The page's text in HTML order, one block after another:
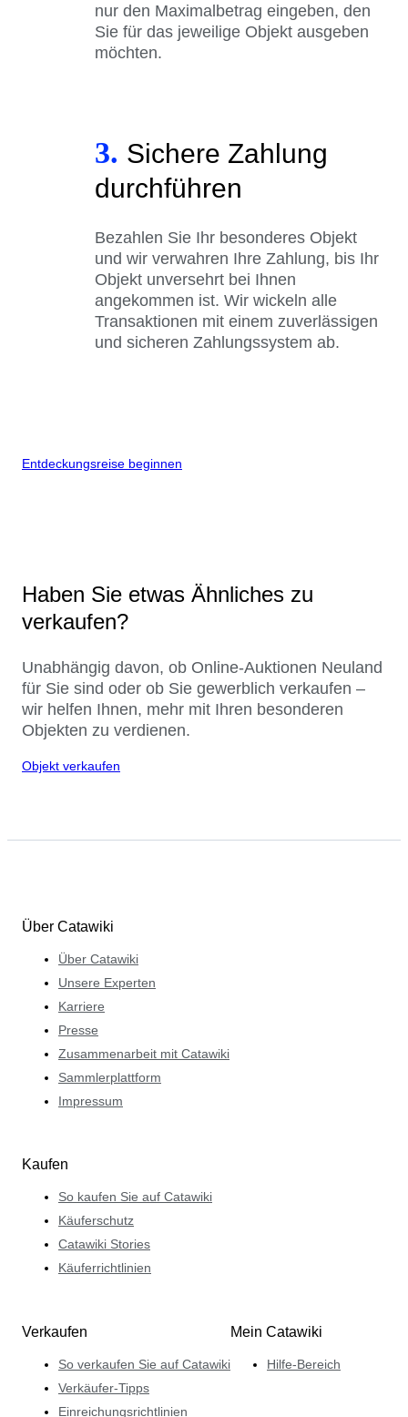
nur den Maximalbetrag eingeben, den
Sie für das jeweilige Objekt ausgeben
möchten.
3. Sichere Zahlung
durchführen
Bezahlen Sie Ihr besonderes Objekt
und wir verwahren Ihre Zahlung, bis Ihr
Objekt unversehrt bei Ihnen
angekommen ist. Wir wickeln alle
Transaktionen mit einem zuverlässigen
und sicheren Zahlungssystem ab.
Entdeckungsreise beginnen
Haben Sie etwas Ähnliches zu
verkaufen?
Unabhängig davon, ob Online-Auktionen Neuland
für Sie sind oder ob Sie gewerblich verkaufen –
wir helfen Ihnen, mehr mit Ihren besonderen
Objekten zu verdienen.
Objekt verkaufen
Über Catawiki
Über Catawiki
Unsere Experten
Karriere
Presse
Zusammenarbeit mit Catawiki
Sammlerplattform
Impressum
Kaufen
So kaufen Sie auf Catawiki
Käuferschutz
Catawiki Stories
Käuferrichtlinien
Verkaufen
So verkaufen Sie auf Catawiki
Verkäufer-Tipps
Einreichungsrichtlinien
Mein Catawiki
Hilfe-Bereich